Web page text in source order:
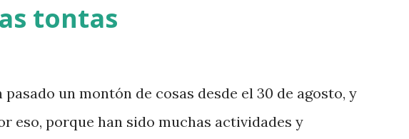
tontas
pasado un montón de cosas desde el 30 de agosto, y
eso, porque han sido muchas actividades y